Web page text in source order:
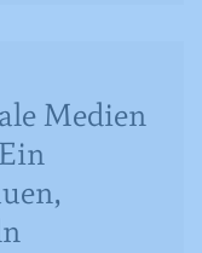
Medien
auf der
oder dem
des
und zu
Messung
und